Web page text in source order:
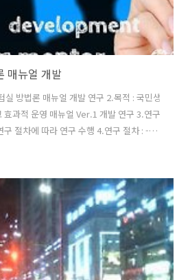
매뉴얼 개발
실 방법론 매뉴얼 개발 연구 2.목적 : 국민생
효과적 운영 매뉴얼 Ver.1 개발 연구 3.연구
구 절차에 따라 연구 수행 4.연구 절차 : -준
1단계 : 문헌연구, 관련된 사전지식 정리
-6단계: 자료분석, 평가 -7단계: 연구 결
-8단계: 연구 결과 발표 5.연구 참여자 자격
관, 연구소 연구원 및 대학 교수, 기타 논
구 논문 2건 이상 발표 실적이 있는 연구